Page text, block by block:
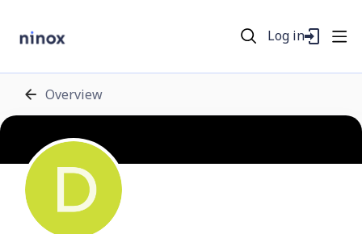
Log in
Overview